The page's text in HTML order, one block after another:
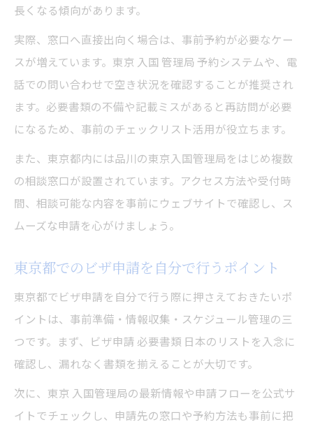
長くなる傾向があります。
実際、窓口へ直接出向く場合は、事前予約が必要なケー
スが増えています。東京 入国 管理局 予約システムや、電
話での問い合わせで空き状況を確認することが推奨され
ます。必要書類の不備や記載ミスがあると再訪問が必要
になるため、事前のチェックリスト活用が役立ちます。
また、東京都内には品川の東京入国管理局をはじめ複数
の相談窓口が設置されています。アクセス方法や受付時
間、相談可能な内容を事前にウェブサイトで確認し、ス
ムーズな申請を心がけましょう。
東京都でのビザ申請を自分で行うポイント
東京都でビザ申請を自分で行う際に押さえておきたいポ
イントは、事前準備・情報収集・スケジュール管理の三
つです。まず、ビザ申請 必要書類 日本のリストを入念に
確認し、漏れなく書類を揃えることが大切です。
次に、東京 入国管理局の最新情報や申請フローを公式サ
イトでチェックし、申請先の窓口や予約方法も事前に把